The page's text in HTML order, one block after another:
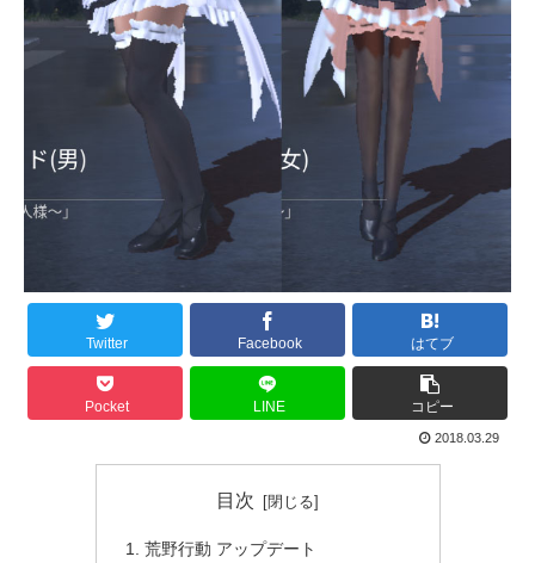
Twitter Facebook はてブ
Pocket LINE コピー
2018.03.29
目次
荒野行動 アップデート